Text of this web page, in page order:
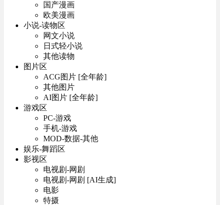
国产漫画
欧美漫画
小说-读物区
网文小说
日式轻小说
其他读物
图片区
ACG图片 [全年龄]
其他图片
AI图片 [全年龄]
游戏区
PC-游戏
手机-游戏
MOD-数据-其他
娱乐-舞蹈区
影视区
电视剧-网剧
电视剧-网剧 [AI生成]
电影
特摄